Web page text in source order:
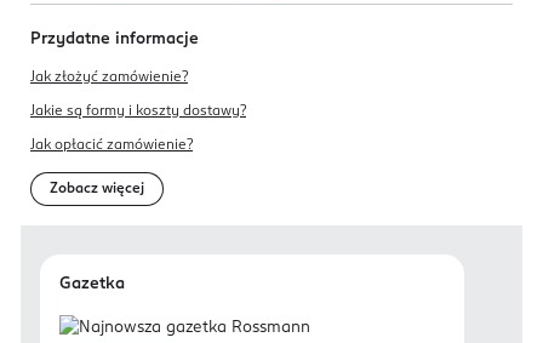
Przydatne informacje
Jak złożyć zamówienie?
Jakie są formy i koszty dostawy?
Jak opłacić zamówienie?
Zobacz więcej
Gazetka